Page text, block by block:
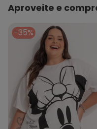
Aproveite e
-35%